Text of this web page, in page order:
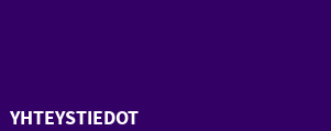
YHTEYSTIEDOT